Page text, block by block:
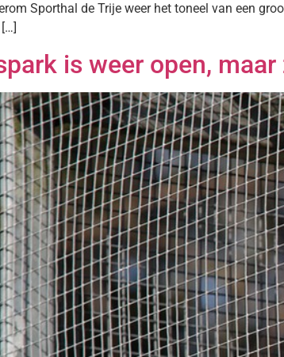
Sporthal de Trije weer het toneel van een
is weer open,